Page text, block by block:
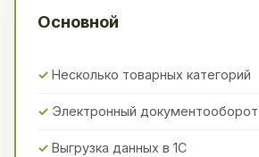
Основной
Несколько товарных категорий
Электронный документооборот
Выгрузка данных в 1С